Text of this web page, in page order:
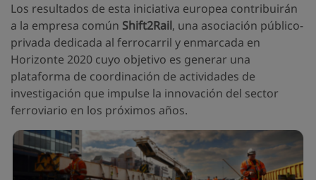
Los resultados de esta iniciativa europea contribuirán
a la empresa común Shift2Rail, una asociación público-
privada dedicada al ferrocarril y enmarcada en
Horizonte 2020 cuyo objetivo es generar una
plataforma de coordinación de actividades de
investigación que impulse la innovación del sector
ferroviario en los próximos años.